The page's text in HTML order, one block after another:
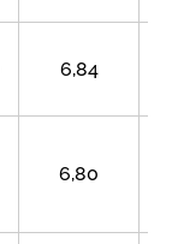
6,84
6,80